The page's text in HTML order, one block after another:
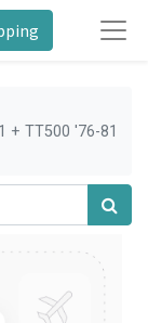
+ TT500 '76-81